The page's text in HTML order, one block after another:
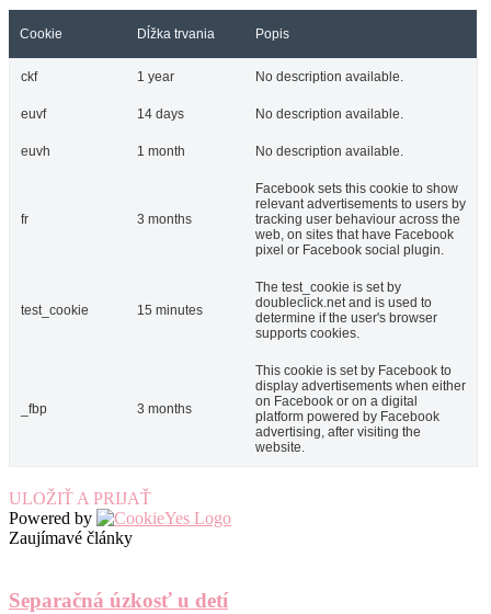
Cookie Dĺžka trvania Popis
ckf 1 year No description available.
euvf 14 days No description available.
euvh 1 month No description available.
fr 3 months
Facebook sets this cookie to show
relevant advertisements to users by
tracking user behaviour across the
web, on sites that have Facebook
pixel or Facebook social plugin.
test_cookie 15 minutes
The test_cookie is set by
doubleclick.net and is used to
determine if the user's browser
supports cookies.
_fbp 3 months
This cookie is set by Facebook to
display advertisements when either
on Facebook or on a digital
platform powered by Facebook
advertising, after visiting the
website.
ULOŽIŤ A PRIJAŤ
Powered by
Zaujímavé články
Separačná úzkosť u detí